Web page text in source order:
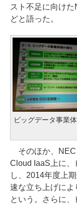
スト不足に向け
どと語った。
ビッグデータ事業
そのほか、NEC
Cloud IaaS上に、
し、2014年度上
速な立ち上げによ
という。さらに